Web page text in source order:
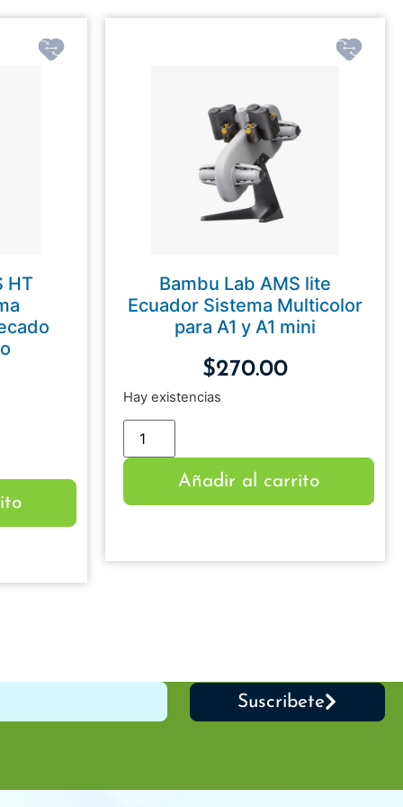
HT
Bambu Lab AMS lite
Ecuador Sistema Multicolor
para A1 y A1 mini
$270.00
Hay existencias
Añadir al carrito
Suscribete